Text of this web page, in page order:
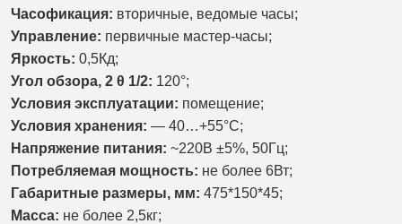
Часофикация: вторичные, ведомые часы;
Управление: первичные мастер-часы;
Яркость: 0,5Кд;
Угол обзора, 2 θ 1/2: 120°;
Условия эксплуатации: помещение;
Условия хранения: — 40…+55°С;
Напряжение питания: ~220В ±5%, 50Гц;
Потребляемая мощность: не более 6Вт;
Габаритные размеры, мм: 475*150*45;
Масса: не более 2,5кг;